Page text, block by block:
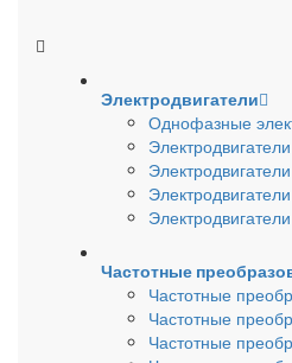
Электродвигатели
Однофазные
Частотные
Частотные
Частотные
Частотные